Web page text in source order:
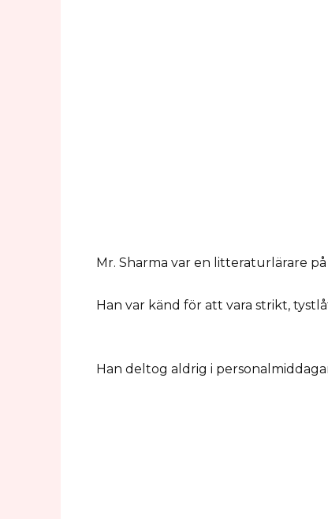
Mr. Sharma var en litteraturlärare
Han var känd för att vara strikt,
Han deltog aldrig i